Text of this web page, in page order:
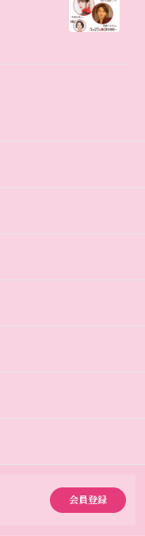
会員登録